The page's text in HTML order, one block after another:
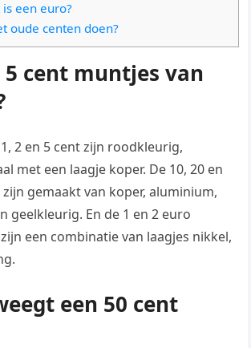
een euro?
oude centen doen?
cent muntjes van
2 en 5 cent zijn roodkleurig,
met een laagje koper. De 10, 20 en
gemaakt van koper, aluminium,
geelkleurig. En de 1 en 2 euro
een combinatie van laagjes nikkel,
een 50 cent